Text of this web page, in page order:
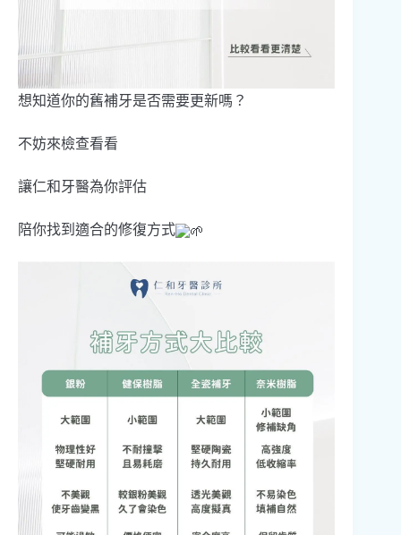
想知道你的舊補牙是否需要更新嗎？
不妨來檢查看看
讓仁和牙醫為你評估
陪你找到適合的修復方式